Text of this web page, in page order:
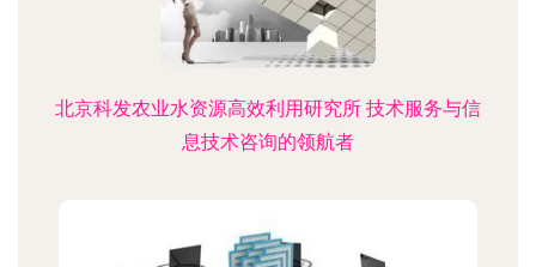
北京科发农业水资源高效利用研究所 技术服务与信
息技术咨询的领航者